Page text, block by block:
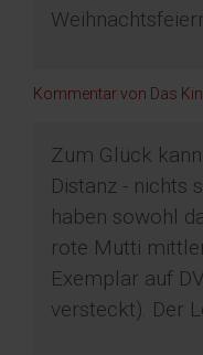
Kommentar von Das
Zum Glück
Distanz - nichts
haben sowohl
rote Mutti
Exemplar auf
versteckt). Der